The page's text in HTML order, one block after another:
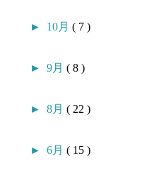
► 10月( 7 )
►9月( 8 )
►8月( 22 )
►6月( 15 )